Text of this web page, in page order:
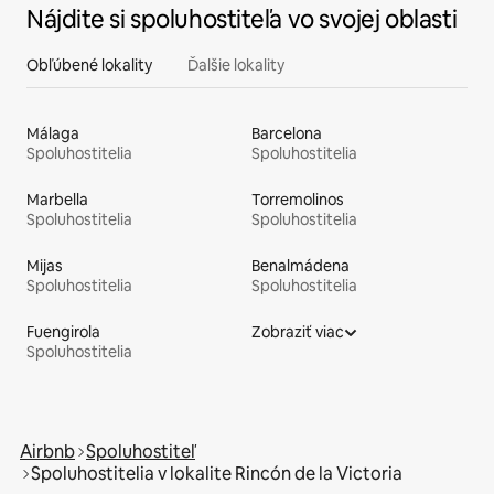
Nájdite si spoluhostiteľa vo svojej oblasti
Obľúbené lokality Ďalšie lokality
Málaga
Spoluhostitelia
Barcelona
Spoluhostitelia
Marbella
Spoluhostitelia
Torremolinos
Spoluhostitelia
Mijas
Spoluhostitelia
Benalmádena
Spoluhostitelia
Fuengirola
Spoluhostitelia
Zobraziť viac
Airbnb Spoluhostiteľ
Spoluhostitelia v lokalite Rincón de la Victoria